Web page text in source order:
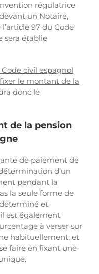
régulatrice
un Notaire,
97 du Code
sera établie
Code civil espagnol
le montant de la
donc le
de la pension
de paiement de
d’un
pendant la
la seule forme de
et
il est également
à verser sur
habituellement, et
faire en fixant une